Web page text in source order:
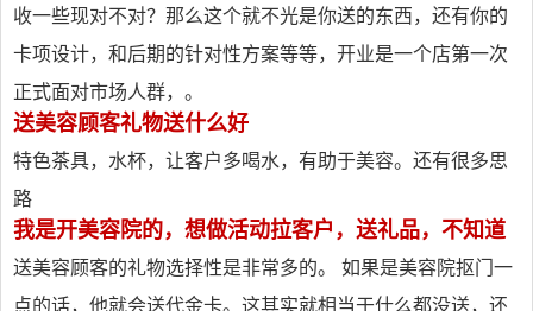
收一些现对不对？那么这个就不光是你送的东西，还有你的
卡项设计，和后期的针对性方案等等，开业是一个店第一次
正式面对市场人群，。
送美容顾客礼物送什么好
特色茶具，水杯，让客户多喝水，有助于美容。还有很多思
路
我是开美容院的，想做活动拉客户，送礼品，不知道
送美容顾客的礼物选择性是非常多的。 如果是美容院抠门一
点的话，他就会送代金卡。这其实就相当于什么都没送，还